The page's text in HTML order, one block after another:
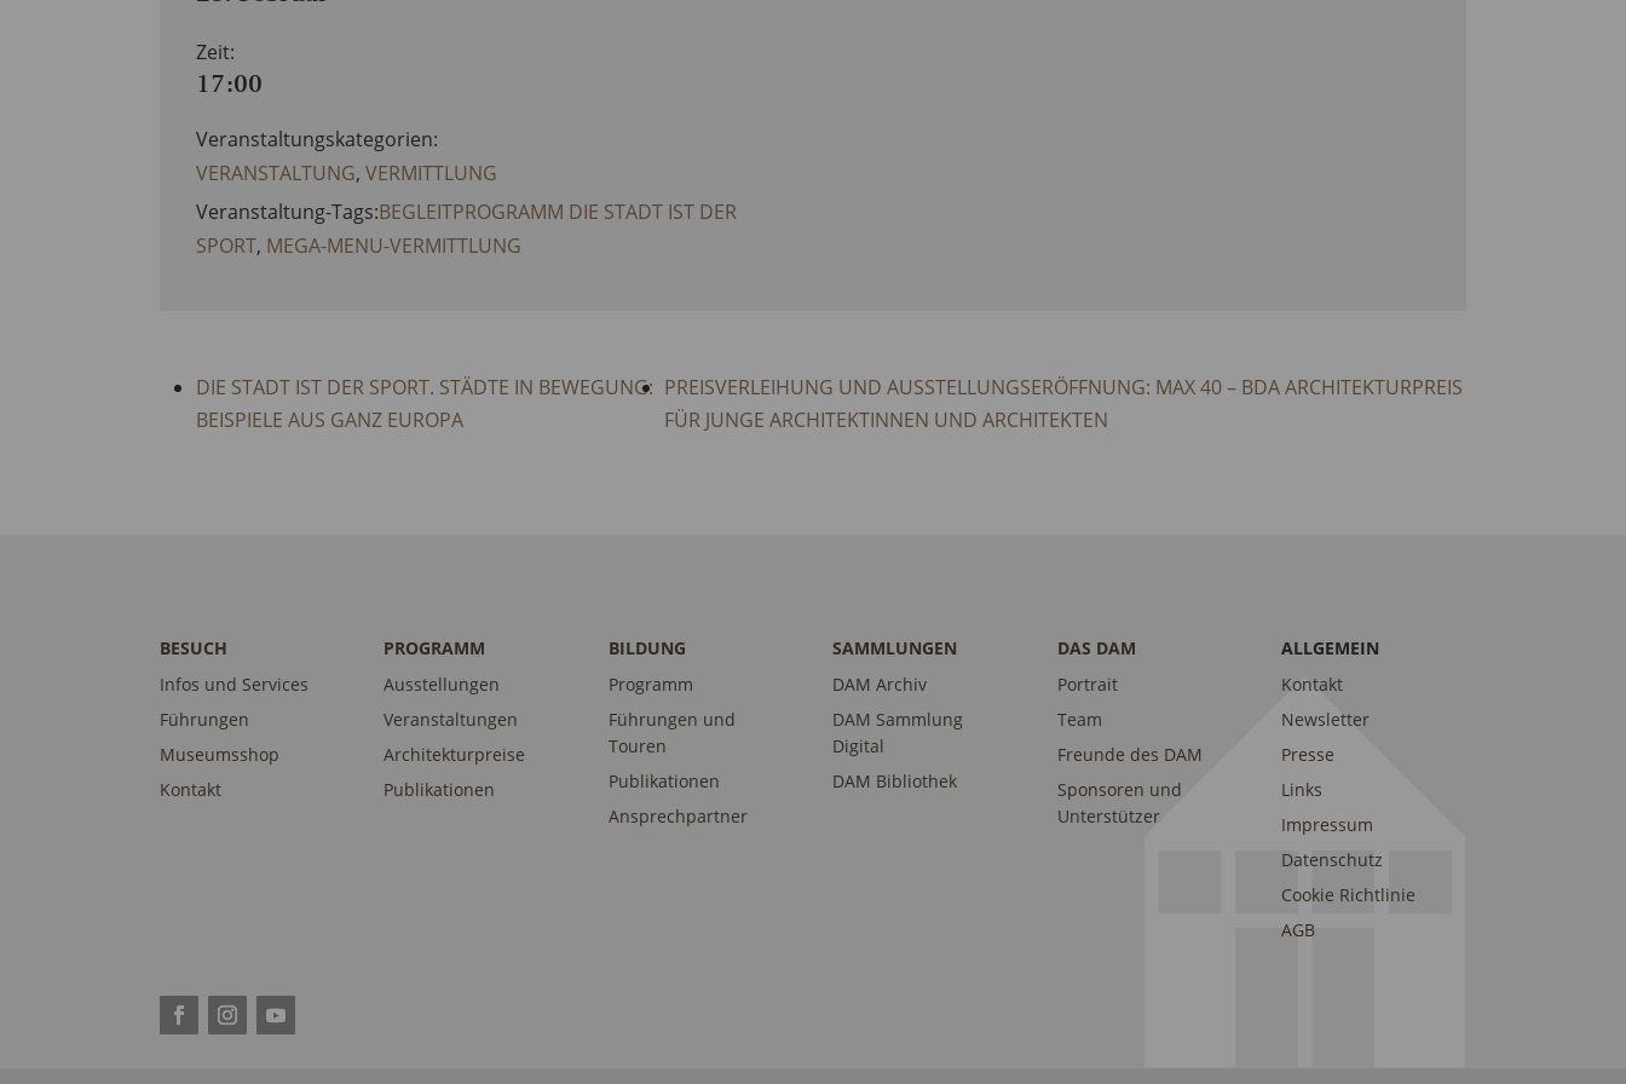
Zeit:
17:00
Veranstaltungskategorien:
VERANSTALTUNG, VERMITTLUNG
Veranstaltung-Tags:BEGLEITPROGRAMM DIE STADT IST DER
SPORT, MEGA-MENU-VERMITTLUNG
DIE STADT IST DER SPORT. STÄDTE IN BEWEGUNG:
BEISPIELE AUS GANZ EUROPA
PREISVERLEIHUNG UND AUSSTELLUNGSERÖFFNUNG: MAX 40 – BDA ARCHITEKTURPREIS
FÜR JUNGE ARCHITEKTINNEN UND ARCHITEKTEN
BESUCH
Infos und Services
Führungen
Museumsshop
Kontakt
PROGRAMM
Ausstellungen
Veranstaltungen
Architekturpreise
Publikationen
BILDUNG
Programm
Führungen und
Touren
Publikationen
Ansprechpartner
SAMMLUNGEN
DAM Archiv
DAM Sammlung
Digital
DAM Bibliothek
DAS DAM
Portrait
Team
Freunde des DAM
Sponsoren und
Unterstützer
ALLGEMEIN
Kontakt
Newsletter
Presse
Links
Impressum
Datenschutz
Cookie Richtlinie
AGB